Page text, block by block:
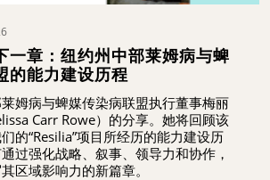
一章：纽约州中部莱姆病与蜱
的能力建设历程
姆病与蜱媒传染病联盟执行董事梅丽
Carr Rowe）的分享。她将回顾该
的“Resilia”项目所经历的能力建设历
过强化战略、叙事、领导力和协作，
区域影响力的新篇章。